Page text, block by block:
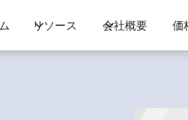
リソース 会社概要 価